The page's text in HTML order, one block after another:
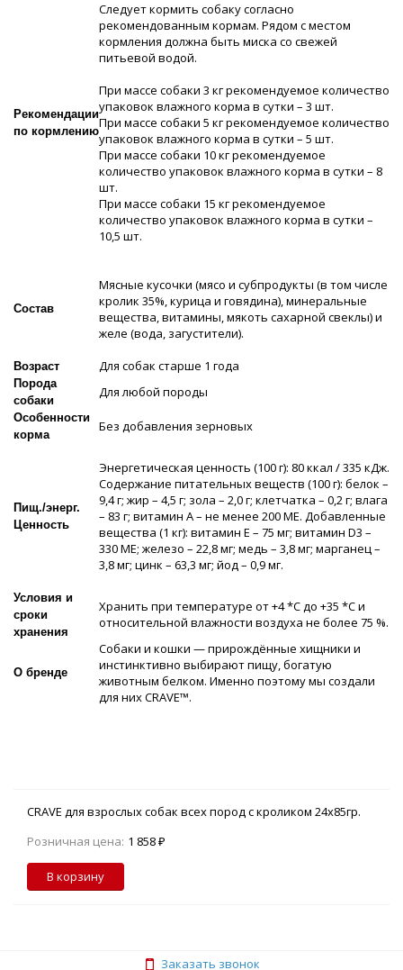
Рекомендации
по кормлению
Следует кормить собаку согласно
рекомендованным кормам. Рядом с местом
кормления должна быть миска со свежей
питьевой водой.
При массе собаки 3 кг рекомендуемое количество
упаковок влажного корма в сутки – 3 шт.
При массе собаки 5 кг рекомендуемое количество
упаковок влажного корма в сутки – 5 шт.
При массе собаки 10 кг рекомендуемое
количество упаковок влажного корма в сутки – 8
шт.
При массе собаки 15 кг рекомендуемое
количество упаковок влажного корма в сутки –
10,5 шт.
Состав
Мясные кусочки (мясо и субпродукты (в том числе
кролик 35%, курица и говядина), минеральные
вещества, витамины, мякоть сахарной свеклы) и
желе (вода, загустители).
Возраст Для собак старше 1 года
Порода
собаки
Для любой породы
Особенности
корма
Без добавления зерновых
Пищ./энерг.
Ценность
Энергетическая ценность (100 г): 80 ккал / 335 кДж.
Содержание питательных веществ (100 г): белок –
9,4 г; жир – 4,5 г; зола – 2,0 г; клетчатка – 0,2 г; влага
– 83 г; витамин А – не менее 200 МЕ. Добавленные
вещества (1 кг): витамин Е – 75 мг; витамин D3 –
330 МЕ; железо – 22,8 мг; медь – 3,8 мг; марганец –
3,8 мг; цинк – 63,3 мг; йод – 0,9 мг.
Условия и
сроки
хранения
Хранить при температуре от +4 *С до +35 *С и
относительной влажности воздуха не более 75 %.
О бренде
Собаки и кошки — прирождённые хищники и
инстинктивно выбирают пищу, богатую
животным белком. Именно поэтому мы создали
для них CRAVE™.
CRAVE для взрослых собак всех пород с кроликом 24х85гр.
Розничная цена: 1 858 ₽
В корзину
Заказать звонок